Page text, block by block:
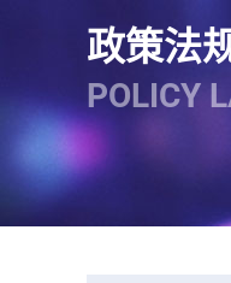
政策法
POLICY